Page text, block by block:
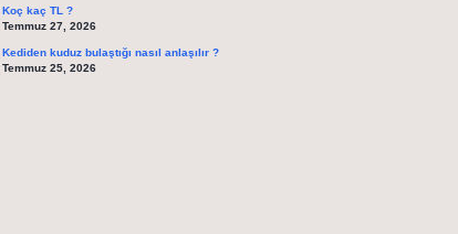
Koç kaç TL ?
Temmuz 27, 2026
Kediden kuduz bulaştığı nasıl anlaşılır ?
Temmuz 25, 2026